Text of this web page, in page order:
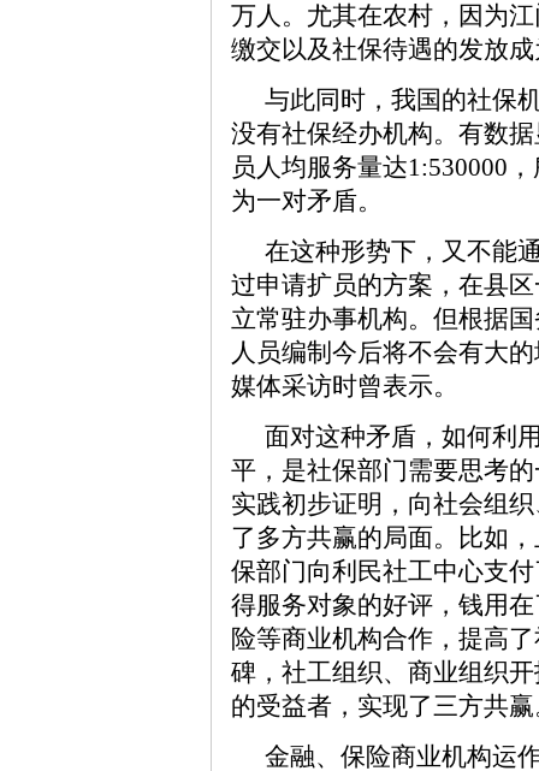
万人。尤其在农村，因为
缴交以及社保待遇的发放
与此同时，我国的社保
没有社保经办机构。有数
员人均服务量达1:530000
为一对矛盾。
在这种形势下，又不能
过申请扩员的方案，在县
立常驻办事机构。但根据
人员编制今后将不会有大
媒体采访时曾表示。
面对这种矛盾，如何利
平，是社保部门需要思考
实践初步证明，向社会组
了多方共赢的局面。比如
保部门向利民社工中心支
得服务对象的好评，钱用
险等商业机构合作，提高
碑，社工组织、商业组织
的受益者，实现了三方共
金融、保险商业机构运